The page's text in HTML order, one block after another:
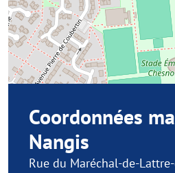
Coordonnées
Nangis
Rue du Maréchal-de-